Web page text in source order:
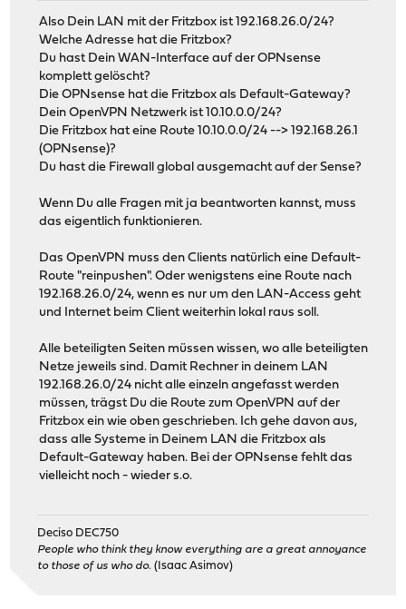
Also Dein LAN mit der Fritzbox ist 192.168.26.0/24?
Welche Adresse hat die Fritzbox?
Du hast Dein WAN-Interface auf der OPNsense
komplett gelöscht?
Die OPNsense hat die Fritzbox als Default-Gateway?
Dein OpenVPN Netzwerk ist 10.10.0.0/24?
Die Fritzbox hat eine Route 10.10.0.0/24 --> 192.168.26.1
(OPNsense)?
Du hast die Firewall global ausgemacht auf der Sense?
Wenn Du alle Fragen mit ja beantworten kannst, muss
das eigentlich funktionieren.
Das OpenVPN muss den Clients natürlich eine Default-
Route "reinpushen". Oder wenigstens eine Route nach
192.168.26.0/24, wenn es nur um den LAN-Access geht
und Internet beim Client weiterhin lokal raus soll.
Alle beteiligten Seiten müssen wissen, wo alle beteiligten
Netze jeweils sind. Damit Rechner in deinem LAN
192.168.26.0/24 nicht alle einzeln angefasst werden
müssen, trägst Du die Route zum OpenVPN auf der
Fritzbox ein wie oben geschrieben. Ich gehe davon aus,
dass alle Systeme in Deinem LAN die Fritzbox als
Default-Gateway haben. Bei der OPNsense fehlt das
vielleicht noch - wieder s.o.
Deciso DEC750
People who think they know everything are a great annoyance
to those of us who do. (Isaac Asimov)